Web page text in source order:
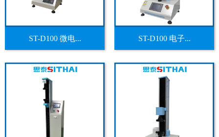
ST-D100 微电... ST-D100 电子...